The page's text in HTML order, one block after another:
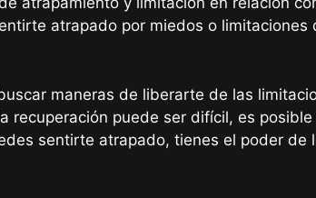
atrapado por miedos o limitaciones
maneras de liberarte de las
recuperación puede ser difícil, es
sentirte atrapado, tienes el poder de